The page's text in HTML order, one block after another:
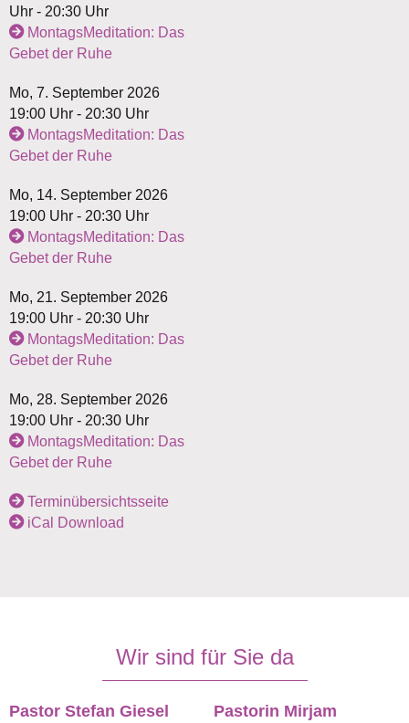
Uhr - 20:30 Uhr
MontagsMeditation: Das
Gebet der Ruhe
Mo, 7. September 2026
19:00 Uhr - 20:30 Uhr
MontagsMeditation: Das
Gebet der Ruhe
Mo, 14. September 2026
19:00 Uhr - 20:30 Uhr
MontagsMeditation: Das
Gebet der Ruhe
Mo, 21. September 2026
19:00 Uhr - 20:30 Uhr
MontagsMeditation: Das
Gebet der Ruhe
Mo, 28. September 2026
19:00 Uhr - 20:30 Uhr
MontagsMeditation: Das
Gebet der Ruhe
Terminübersichtsseite
iCal Download
Wir sind für Sie da
Pastor Stefan Giesel
Pastorin Mirjam